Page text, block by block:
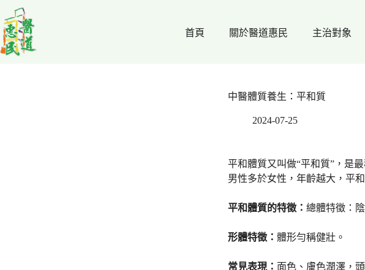
至
主
要
首頁 關於醫道惠民 主治對象
中醫體質養生：平和質
2024-07-25
平和體質又叫做“平和質”，是
男性多於女性，年齡越大，平
平和體質的特徵： 總體特徵：
形體特徵： 體形勻稱健壯。
常見表現： 面色、膚色潤澤，